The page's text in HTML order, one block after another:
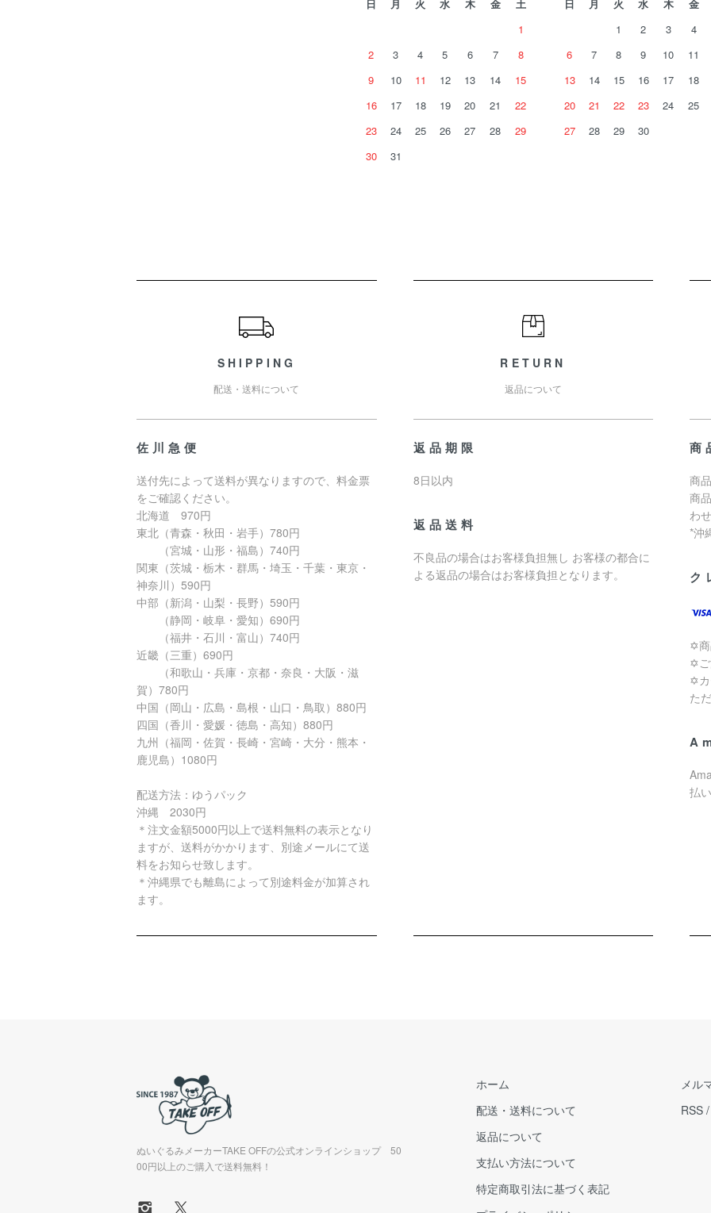
日 月 火 水 木 金
土
1
2
3 4 5 6 7
8
9
10 11 12 13 14
15
16
17 18 19 20 21
22
23
24 25 26 27 28
29
30
31
日 月 火 水 木 金
1
2 3 4
6
7 8 9 10 11
13
14 15 16 17 18
20
21 22 23 24 25
27
28 29 30
SHIPPING
配送・送料について
佐川急便
送付先によって送料が異なりますので、料金票
をご確認ください。
北海道 970円
東北（青森・秋田・岩手）780円
（宮城・山形・福島）740円
関東（茨城・栃木・群馬・埼玉・千葉・東京・
神奈川）590円
中部（新潟・山梨・長野）590円
（静岡・岐阜・愛知）690円
（福井・石川・富山）740円
近畿（三重）690円
（和歌山・兵庫・京都・奈良・大阪・滋
賀）780円
中国（岡山・広島・島根・山口・鳥取）880円
四国（香川・愛媛・徳島・高知）880円
九州（福岡・佐賀・長崎・宮崎・大分・熊本・
鹿児島）1080円
配送方法：ゆうパック
沖縄 2030円
＊注文金額5000円以上で送料無料の表示となり
ますが、送料がかかります、別途メールにて送
料をお知らせ致します。
＊沖縄県でも離島によって別途料金が加算され
ます。
RETURN
返品について
返品期限
8日以内
返品送料
不良品の場合はお客様負担無し お客様の都合に
よる返品の場合はお客様負担となります。
商
商
商
わ
*沖
ク
✡商
✡ご
✡カ
た
払
ぬいぐるみメーカーTAKE OFFの公式オンラインショップ 50
00円以上のご購入で送料無料！
ホーム
配送・送料について
返品について
支払い方法について
特定商取引法に基づく表記
メル
RSS /